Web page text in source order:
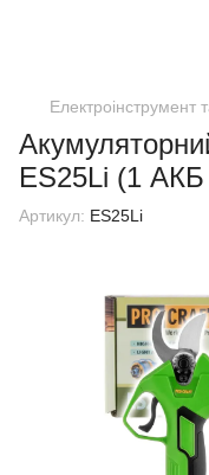
Електроінструмент
ES25Li (1
Артикул: ES25Li